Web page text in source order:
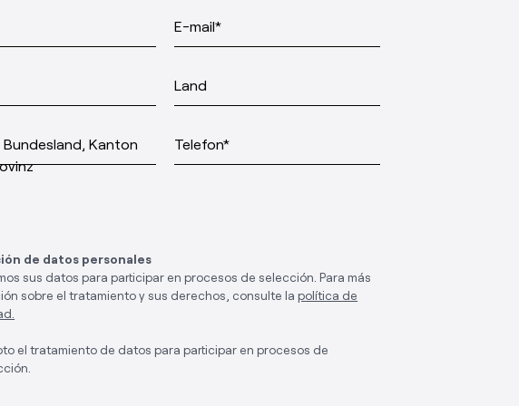
E-mail*
Land
Bundesland, Kanton
Telefon*
de datos personales
sus datos para participar en procesos de selección. Para más
sobre el tratamiento y sus derechos, consulte lapolítica de
el tratamiento de datos para participar en procesos de